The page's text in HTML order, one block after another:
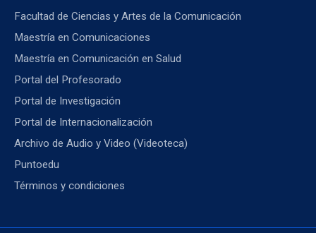
Facultad de Ciencias y Artes de la Comunicación
Maestría en Comunicaciones
Maestría en Comunicación en Salud
Portal del Profesorado
Portal de Investigación
Portal de Internacionalización
Archivo de Audio y Video (Videoteca)
Puntoedu
Términos y condiciones